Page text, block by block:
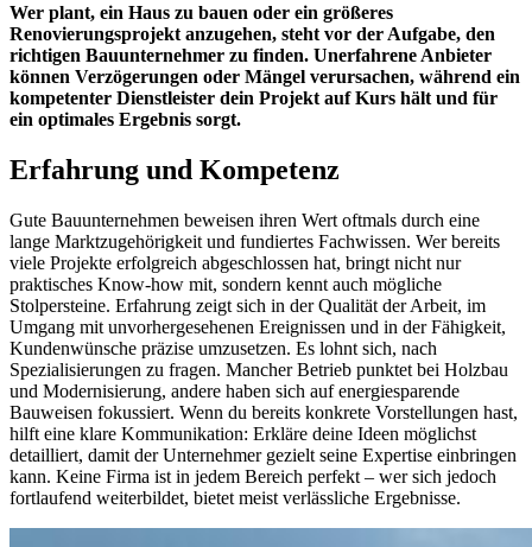
Wer plant, ein Haus zu bauen oder ein größeres
Renovierungsprojekt anzugehen, steht vor der Aufgabe, den
richtigen Bauunternehmer zu finden. Unerfahrene Anbieter
können Verzögerungen oder Mängel verursachen, während ein
kompetenter Dienstleister dein Projekt auf Kurs hält und für
ein optimales Ergebnis sorgt.
Erfahrung und Kompetenz
Gute Bauunternehmen beweisen ihren Wert oftmals durch eine
lange Marktzugehörigkeit und fundiertes Fachwissen. Wer bereits
viele Projekte erfolgreich abgeschlossen hat, bringt nicht nur
praktisches Know-how mit, sondern kennt auch mögliche
Stolpersteine. Erfahrung zeigt sich in der Qualität der Arbeit, im
Umgang mit unvorhergesehenen Ereignissen und in der Fähigkeit,
Kundenwünsche präzise umzusetzen. Es lohnt sich, nach
Spezialisierungen zu fragen. Mancher Betrieb punktet bei Holzbau
und Modernisierung, andere haben sich auf energiesparende
Bauweisen fokussiert. Wenn du bereits konkrete Vorstellungen hast,
hilft eine klare Kommunikation: Erkläre deine Ideen möglichst
detailliert, damit der Unternehmer gezielt seine Expertise einbringen
kann. Keine Firma ist in jedem Bereich perfekt – wer sich jedoch
fortlaufend weiterbildet, bietet meist verlässliche Ergebnisse.